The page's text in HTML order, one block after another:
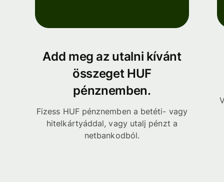
Add meg az utalni kívánt
összeget HUF
pénznemben.
Fizess HUF pénznemben a betéti- vagy
hitelkártyáddal, vagy utalj pénzt a
netbankodból.